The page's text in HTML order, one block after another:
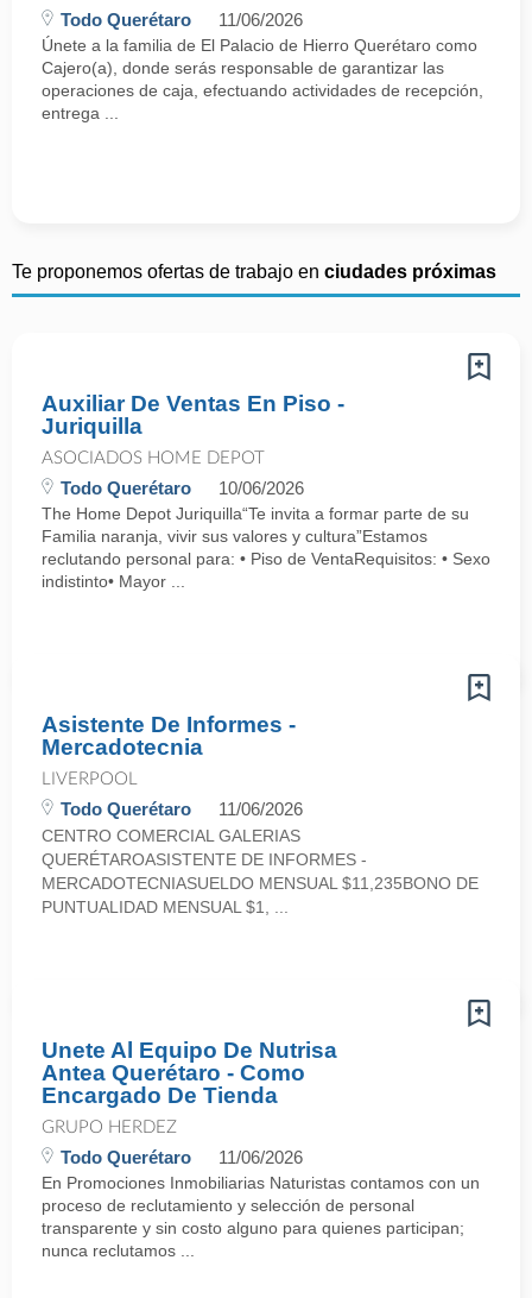
Todo Querétaro 11/06/2026
Únete a la familia de El Palacio de Hierro Querétaro como
Cajero(a), donde serás responsable de garantizar las
operaciones de caja, efectuando actividades de recepción,
entrega ...
Te proponemos ofertas de trabajo en ciudades próximas
Auxiliar De Ventas En Piso -
Juriquilla
ASOCIADOS HOME DEPOT
Todo Querétaro 10/06/2026
The Home Depot Juriquilla“Te invita a formar parte de su
Familia naranja, vivir sus valores y cultura”Estamos
reclutando personal para: • Piso de VentaRequisitos: • Sexo
indistinto• Mayor ...
Asistente De Informes -
Mercadotecnia
LIVERPOOL
Todo Querétaro 11/06/2026
CENTRO COMERCIAL GALERIAS
QUERÉTAROASISTENTE DE INFORMES -
MERCADOTECNIASUELDO MENSUAL $11,235BONO DE
PUNTUALIDAD MENSUAL $1, ...
Unete Al Equipo De Nutrisa
Antea Querétaro - Como
Encargado De Tienda
GRUPO HERDEZ
Todo Querétaro 11/06/2026
En Promociones Inmobiliarias Naturistas contamos con un
proceso de reclutamiento y selección de personal
transparente y sin costo alguno para quienes participan;
nunca reclutamos ...